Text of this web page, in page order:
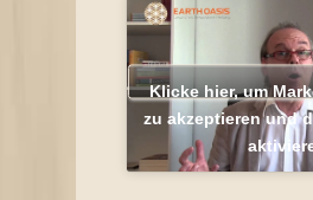
Klicke hier, um
zu akzeptieren und